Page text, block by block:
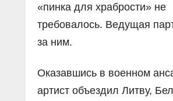
«пинка для храбрости» не
требовалось. Ведущая
за ним.
Оказавшись в военном
артист объездил Литву,